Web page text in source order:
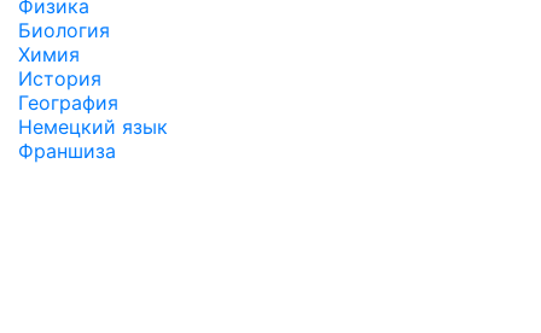
Физика
Биология
Химия
История
География
Немецкий язык
Франшиза